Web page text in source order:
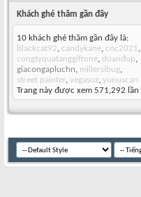
Khách ghé thăm gần đây
10 khách ghé thăm gần đây là:
Blackcat92, candykane, cnc2021,
congtyquatanggiftone, doanđop,
giacongapluchn, millersibug,
street painter, vegasuz, yunuscan
Trang này được xem 571,292 lần